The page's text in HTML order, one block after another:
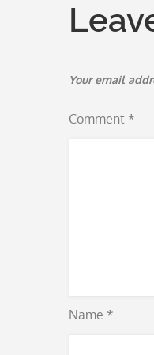
Your email
Comment *
Name *